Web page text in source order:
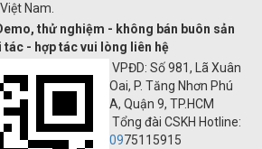
Nam.
thử nghiệm - không bán buôn sản
tác - hợp tác vui lòng liên hệ
VPĐD: Số 981, Lã Xuân
Oai, P. Tăng Nhơn Phú
A, Quận 9, TP.HCM
Tổng đài CSKH Hotline:
0975115915